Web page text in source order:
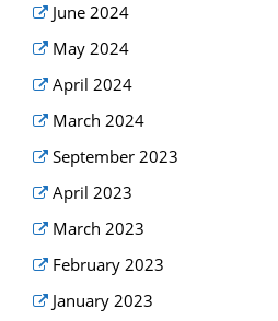
June 2024
May 2024
April 2024
March 2024
September 2023
April 2023
March 2023
February 2023
January 2023